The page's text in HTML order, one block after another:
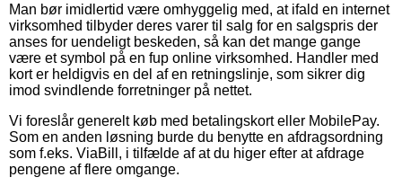
Man bør imidlertid være omhyggelig med, at ifald en internet
virksomhed tilbyder deres varer til salg for en salgspris der
anses for uendeligt beskeden, så kan det mange gange
være et symbol på en fup online virksomhed. Handler med
kort er heldigvis en del af en retningslinje, som sikrer dig
imod svindlende forretninger på nettet.
Vi foreslår generelt køb med betalingskort eller MobilePay.
Som en anden løsning burde du benytte en afdragsordning
som f.eks. ViaBill, i tilfælde af at du higer efter at afdrage
pengene af flere omgange.